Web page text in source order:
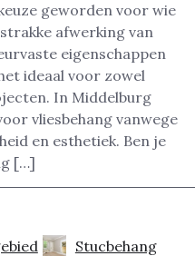
geworden voor wie
afwerking van
eigenschappen
ideaal voor zowel
In Middelburg
vliesbehang vanwege
en esthetiek. Ben je
[…]
Stucbehang